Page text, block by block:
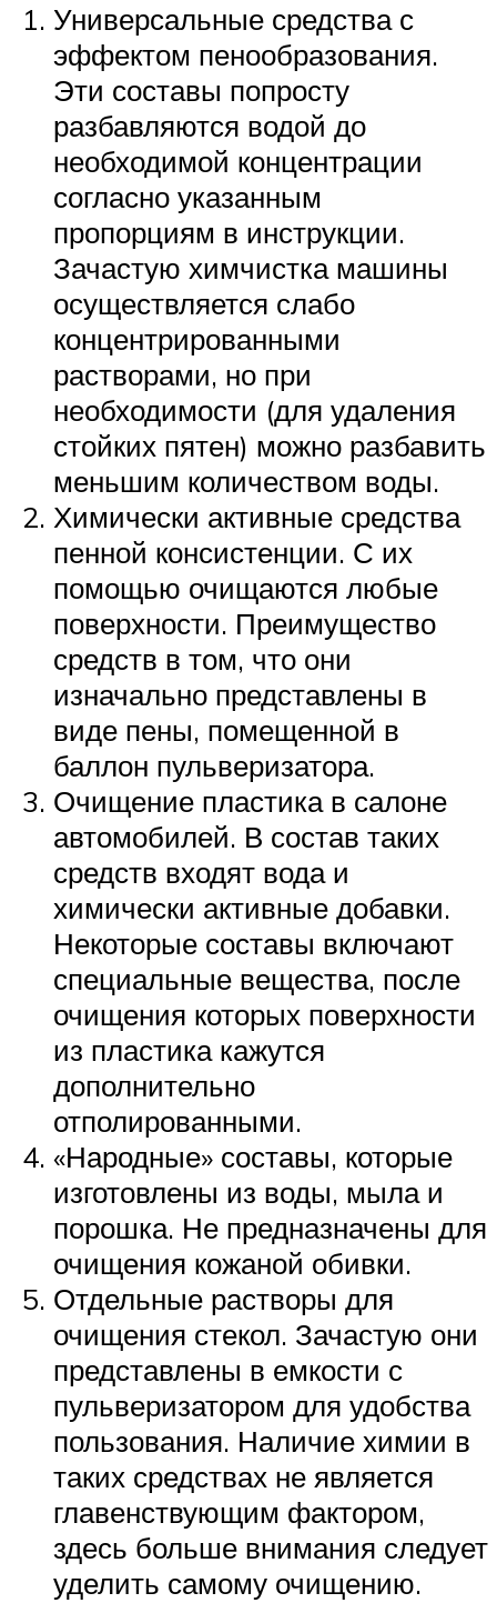
Универсальные средства с
эффектом пенообразования.
Эти составы попросту
разбавляются водой до
необходимой концентрации
согласно указанным
пропорциям в инструкции.
Зачастую химчистка машины
осуществляется слабо
концентрированными
растворами, но при
необходимости (для удаления
стойких пятен) можно разбавить
меньшим количеством воды.
Химически активные средства
пенной консистенции. С их
помощью очищаются любые
поверхности. Преимущество
средств в том, что они
изначально представлены в
виде пены, помещенной в
баллон пульверизатора.
Очищение пластика в салоне
автомобилей. В состав таких
средств входят вода и
химически активные добавки.
Некоторые составы включают
специальные вещества, после
очищения которых поверхности
из пластика кажутся
дополнительно
отполированными.
«Народные» составы, которые
изготовлены из воды, мыла и
порошка. Не предназначены для
очищения кожаной обивки.
Отдельные растворы для
очищения стекол. Зачастую они
представлены в емкости с
пульверизатором для удобства
пользования. Наличие химии в
таких средствах не является
главенствующим фактором,
здесь больше внимания следует
уделить самому очищению.